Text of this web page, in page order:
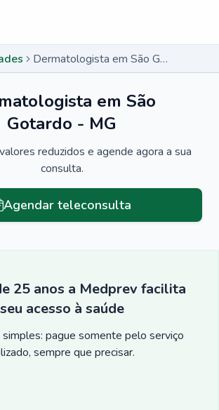
Dermatologista em São Gotardo - MG
em São
Gotardo - MG
reduzidos e agende agora a sua
consulta.
Agendar teleconsulta
25 anos a Medprev facilita
seu acesso à saúde
simples: pague somente pelo serviço
sempre que precisar.